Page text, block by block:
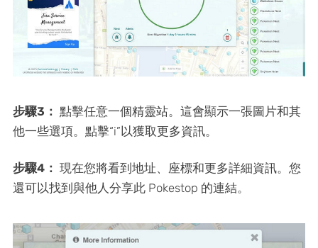
步驟3： 點擊任意一個精靈站。這會顯示一張圖片和其
他一些選項。點擊“i”以獲取更多資訊。
步驟4： 現在您將看到地址、座標和更多詳細資訊。您
還可以找到與他人分享此 Pokestop 的連結。